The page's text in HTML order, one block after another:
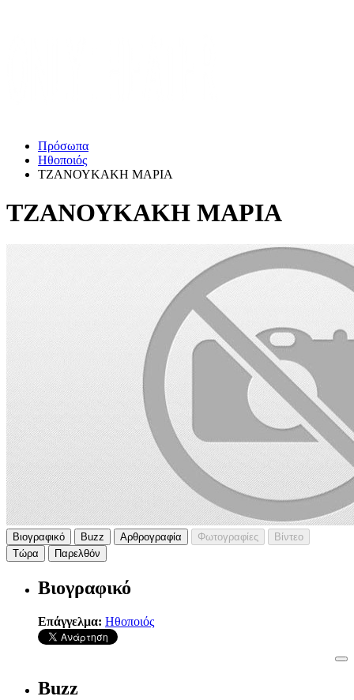
Πρόσωπα
Ηθοποιός
ΤΖΑΝΟΥΚΑΚΗ ΜΑΡΙΑ
ΤΖΑΝΟΥΚΑΚΗ ΜΑΡΙΑ
Βιογραφικό Buzz Αρθρογραφία Φωτογραφίες
Βίντεο
Τώρα
Παρελθόν
Βιογραφικό
Επάγγελμα: Ηθοποιός
Buzz